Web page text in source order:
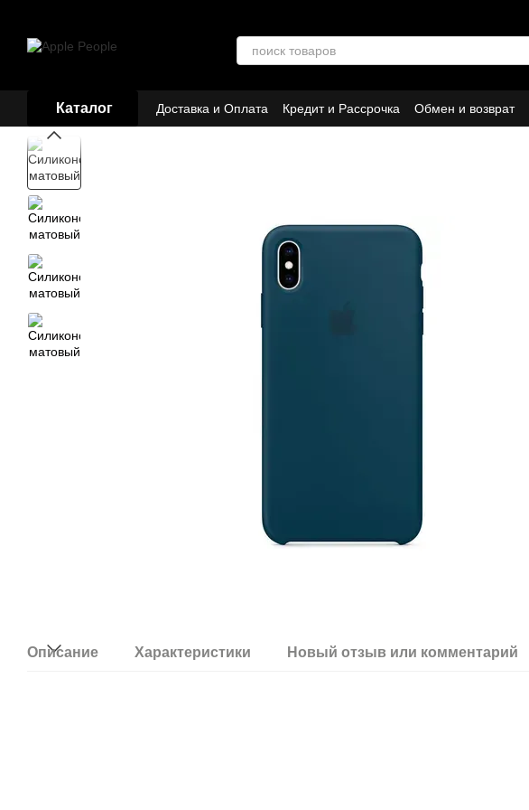
Каталог Доставка и Оплата Кредит и Рассрочка Обмен и возврат
Договор публичной оферты
Партнёры О нас
Описание Характеристики Новый отзыв или комментарий